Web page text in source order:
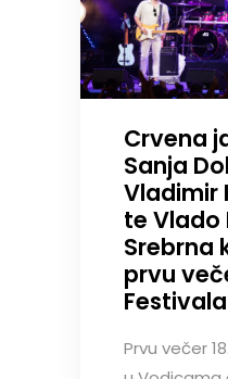
Crvena
Sanja
Vladimir
te Vlado
Srebrna
prvu
Festivala
Prvu večer